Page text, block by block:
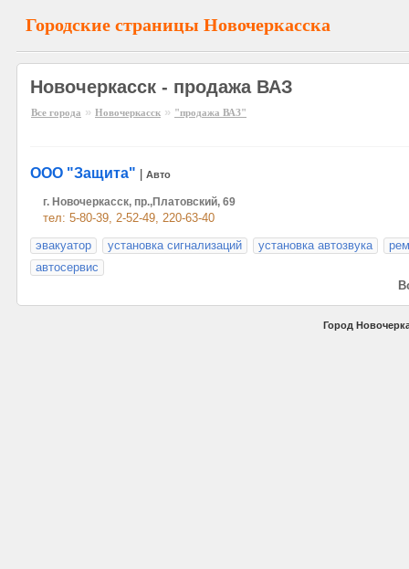
Городские страницы Новочеркасска
Новочеркасск - продажа ВАЗ
Все города » Новочеркасск » "продажа ВАЗ"
ООО "Защита" Авто
г. Новочеркасск, пр.,Платовский, 69
тел: 5-80-39, 2-52-49, 220-63-40
эвакуатор
установка сигнализаций установка автозвука
автосервис
Город